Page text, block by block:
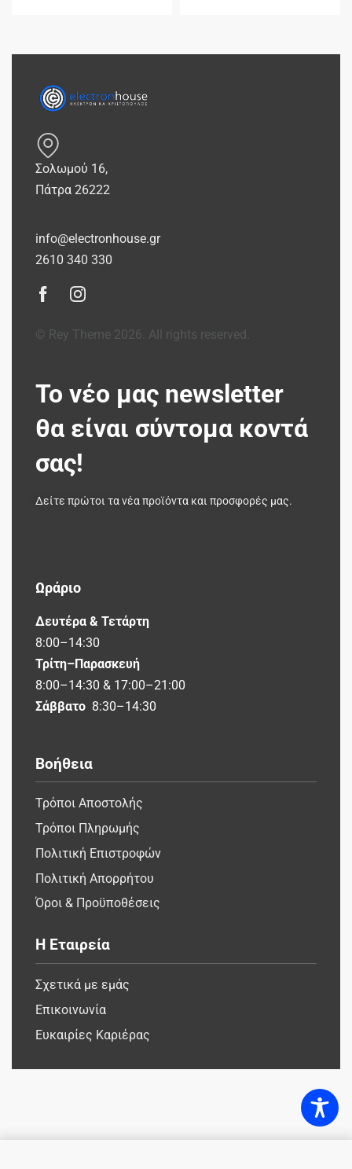
Σολωμού 16,
Πάτρα 26222
info@electronhouse.gr
2610 340 330
© Rey Theme 2026. All rights reserved.
Το νέο μας newsletter
θα είναι σύντομα κοντά
σας!
Δείτε πρώτοι τα νέα προϊόντα και προσφορές μας.
Ωράριο
Δευτέρα & Τετάρτη
8:00–14:30
Τρίτη–Παρασκευή
8:00–14:30 & 17:00–21:00
Σάββατο 8:30–14:30
Βοήθεια
Τρόποι Αποστολής
Τρόποι Πληρωμής
Πολιτική Επιστροφών
Πολιτική Απορρήτου
Όροι & Προϋποθέσεις
Η Εταιρεία
Σχετικά με εμάς
Επικοινωνία
Ευκαιρίες Καριέρας